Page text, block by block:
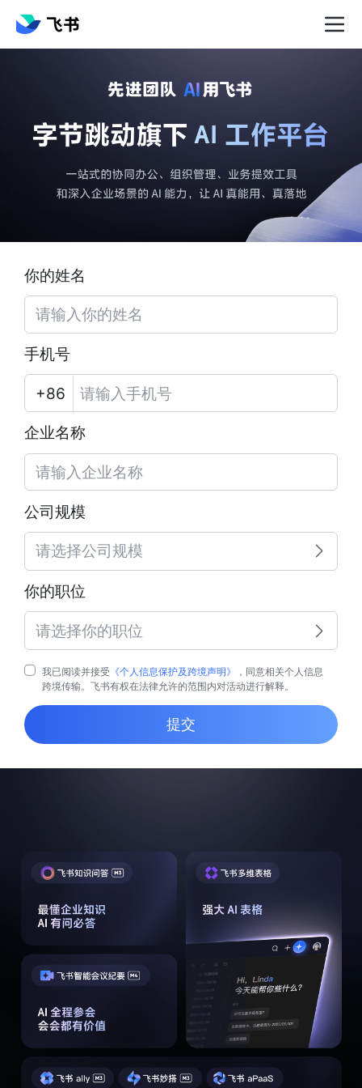
你的姓名
手机号
企业名称
公司规模
请选择公司规模
你的职位
请选择你的职位
我已阅读并接受 《个人信息保护及跨境声明》
，同意相关个人信息
跨境传输。飞书有权在法律允许的范围内对活动进行解释。
提交